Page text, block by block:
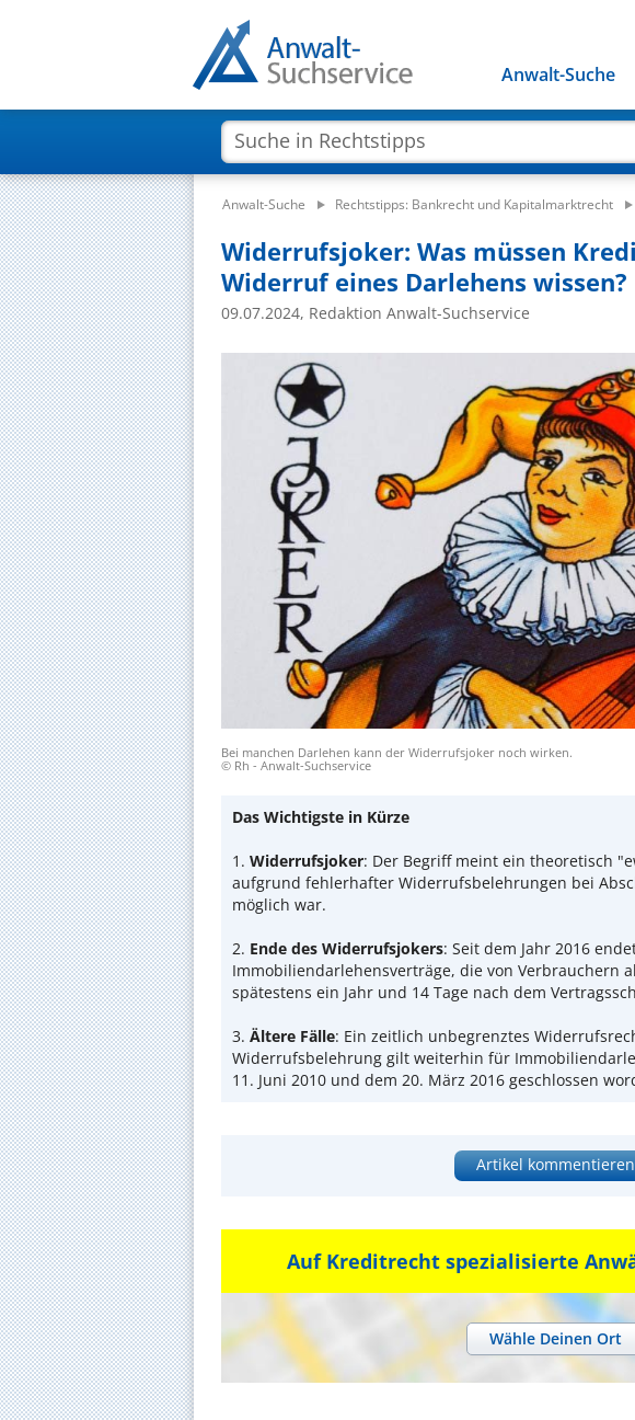
Anwalt-Suche
Anwalt-Suche Rechtstipps: Bankrecht und Kapitalmarktrecht
Widerrufsjoker: Was müssen
Widerruf eines Darlehens wissen?
09.07.2024, Redaktion Anwalt-Suchservice
Bei manchen Darlehen kann der Widerrufsjoker noch wirken.
© Rh - Anwalt-Suchservice
Das Wichtigste in Kürze
1. Widerrufsjoker: Der Begriff meint ein theoretisch
aufgrund fehlerhafter Widerrufsbelehrungen bei
möglich war.
2. Ende des Widerrufsjokers: Seit dem Jahr 2016
Immobiliendarlehensverträge, die von Verbrauchern
spätestens ein Jahr und 14 Tage nach dem
3. Ältere Fälle: Ein zeitlich unbegrenztes
Widerrufsbelehrung gilt weiterhin für
11. Juni 2010 und dem 20. März 2016 geschlossen
Artikel kommentieren
Auf Kreditrecht spezialisierte
Wähle Deinen Ort